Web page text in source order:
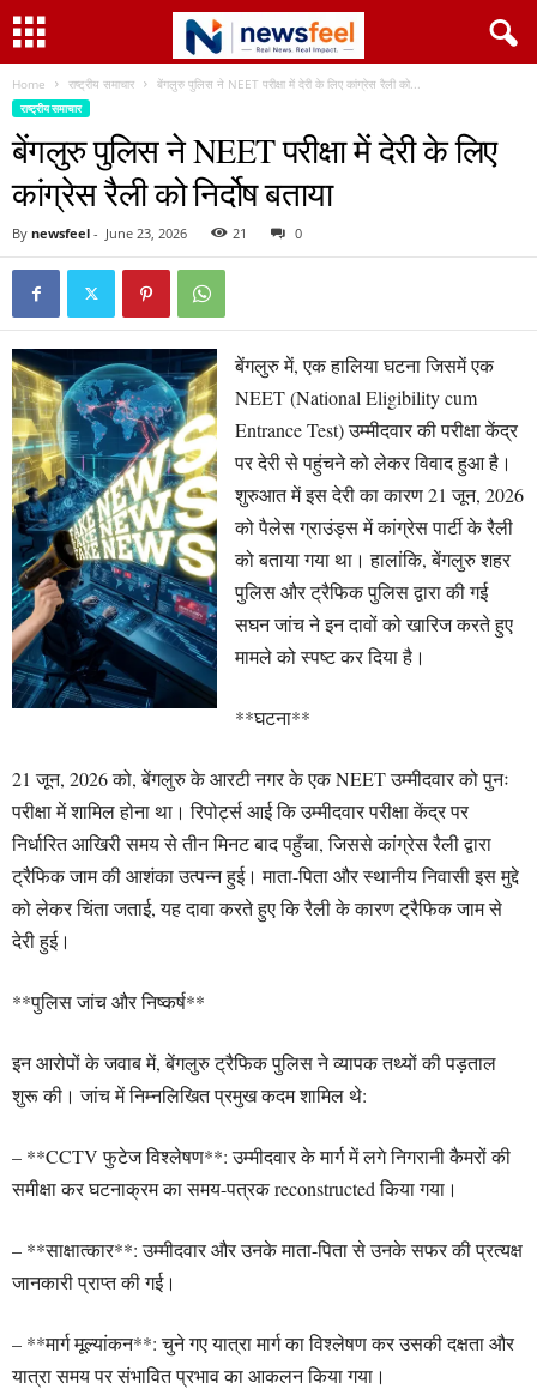
Home राष्ट्रीय समाचार बेंगलुरु पुलिस ने NEET परीक्षा में देरी के लिए कांग्रेस रैली को...
राष्ट्रीय समाचार
बेंगलुरु पुलिस ने NEET परीक्षा में देरी के लिए
कांग्रेस रैली को निर्दोष बताया
By newsfeel - June 23, 2026 21 0
बेंगलुरु में, एक हालिया घटना जिसमें एक
NEET (National Eligibility cum
Entrance Test) उम्मीदवार की परीक्षा केंद्र
पर देरी से पहुंचने को लेकर विवाद हुआ है।
शुरुआत में इस देरी का कारण 21 जून, 2026
को पैलेस ग्राउंड्स में कांग्रेस पार्टी के रैली
को बताया गया था। हालांकि, बेंगलुरु शहर
पुलिस और ट्रैफिक पुलिस द्वारा की गई
सघन जांच ने इन दावों को खारिज करते हुए
मामले को स्पष्ट कर दिया है।
**घटना**
21 जून, 2026 को, बेंगलुरु के आरटी नगर के एक NEET उम्मीदवार को पुनः
परीक्षा में शामिल होना था। रिपोर्ट्स आई कि उम्मीदवार परीक्षा केंद्र पर
निर्धारित आखिरी समय से तीन मिनट बाद पहुँचा, जिससे कांग्रेस रैली द्वारा
ट्रैफिक जाम की आशंका उत्पन्न हुई। माता-पिता और स्थानीय निवासी इस मुद्दे
को लेकर चिंता जताई, यह दावा करते हुए कि रैली के कारण ट्रैफिक जाम से
देरी हुई।
**पुलिस जांच और निष्कर्ष**
इन आरोपों के जवाब में, बेंगलुरु ट्रैफिक पुलिस ने व्यापक तथ्यों की पड़ताल
शुरू की। जांच में निम्नलिखित प्रमुख कदम शामिल थे:
– **CCTV फुटेज विश्लेषण**: उम्मीदवार के मार्ग में लगे निगरानी कैमरों की
समीक्षा कर घटनाक्रम का समय-पत्रक reconstructed किया गया।
– **साक्षात्कार**: उम्मीदवार और उनके माता-पिता से उनके सफर की प्रत्यक्ष
जानकारी प्राप्त की गई।
– **मार्ग मूल्यांकन**: चुने गए यात्रा मार्ग का विश्लेषण कर उसकी दक्षता और
यात्रा समय पर संभावित प्रभाव का आकलन किया गया।